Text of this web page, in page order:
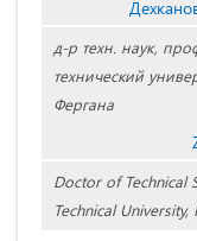
д-р техн. наук,
технический
Фергана
Doctor of Technical
Technical